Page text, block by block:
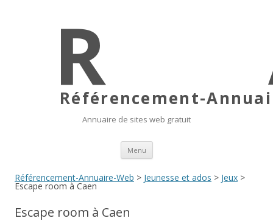
Référencement-
Annuaire de sites web gratuit
Menu Aller au contenu principal
Référencement-Annuaire-Web > Jeunesse et ados > Jeux >
Escape room à Caen
Escape room à Caen